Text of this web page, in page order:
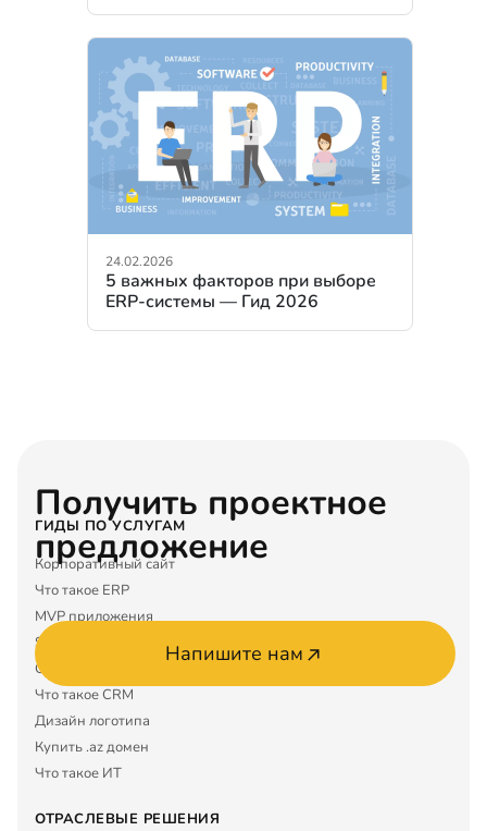
24.02.2026
5 важных факторов при выборе
ERP-системы — Гид 2026
ГИДЫ ПО УСЛУГАМ
Корпоративный сайт
Что такое ERP
MVP приложения
SEO услуги
Google Maps
Что такое CRM
Дизайн логотипа
Купить .az домен
Что такое ИТ
ОТРАСЛЕВЫЕ РЕШЕНИЯ
Получить проектное
предложение
Напишите нам